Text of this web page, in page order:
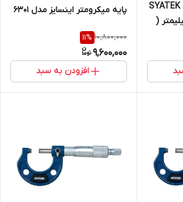
میکرومتر معمولی برند SYATEK
رنج 0 تا 25 میلیمتر (
تجهیز
پایه میکرومتر اینسایز مدل 6301
10,800,000
11%
9,600,000
افزودن به سبد